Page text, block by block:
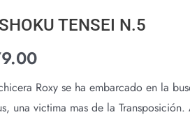
TENSEI N.5
Roxy se ha embarcado en la
una victima mas de la